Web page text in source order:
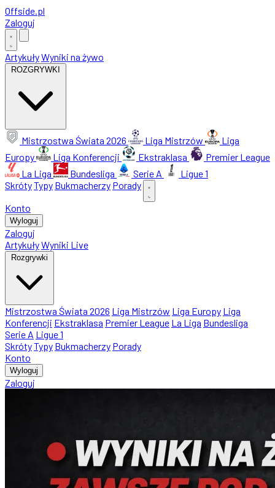
Offside.pl
Zaloguj
ArtykułyWyniki na żywo
ROZGRYWKI
Mistrzostwa Świata 2026 Liga Mistrzów
Liga
Europy
Liga Konferencji Ekstraklasa
Premier League
La Liga
Bundesliga Serie A
Ligue 1
SkrótyTypy Bukmacherzy Porady
Konto
Wyloguj
Zaloguj
ArtykułyWyniki Live
Rozgrywki
Mistrzostwa Świata 2026 Liga Mistrzów Liga Europy Liga
Konferencji Ekstraklasa Premier League La Liga Bundesliga
Serie A Ligue 1
SkrótyTypy Bukmacherzy Porady
Konto
Wyloguj
Zaloguj